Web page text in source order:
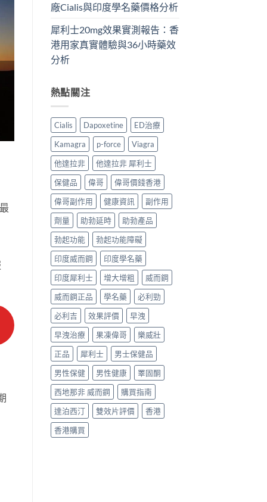
廠Cialis與印度學名藥價格分析
犀利士20mg效果實測報告：香
港用家真實體驗與36小時藥效
分析
熱點關注
Cialis Dapoxetine
ED治療
Kamagra
p-force
Viagra
他達拉非
他達拉非 犀利士
保健品
偉哥
偉哥價錢香港
偉哥副作用
健康資訊
副作用
劑量
助勃延時
助勃產品
勃起功能
勃起功能障礙
印度威而鋼
印度學名藥
印度犀利士
增大增粗
威而鋼
威而鋼正品
學名藥
必利勁
必利吉
效果評價
早洩
早洩治療
果凍偉哥
樂威壯
正品
犀利士
男士保健品
男性保健
男性健康
睪固酮
西地那非 威而鋼
購買指南
達泊西汀
雙效片評價
香港
香港購買